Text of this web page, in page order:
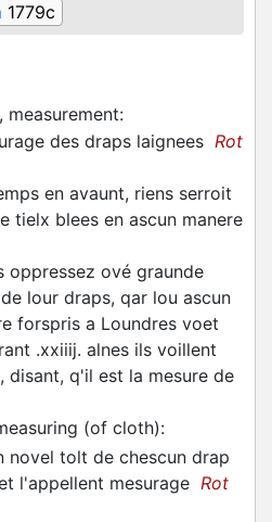
1779c
measurement:
des draps laignees Rot
en avaunt, riens serroit
tielx blees en ascun manere
oppressez ové graunde
lour draps, qar lou ascun
forspris a Loundres voet
.xxiiij. alnes ils voillent
disant, q'il est la mesure de
(of cloth):
novel tolt de chescun drap
l'appellent mesurage Rot